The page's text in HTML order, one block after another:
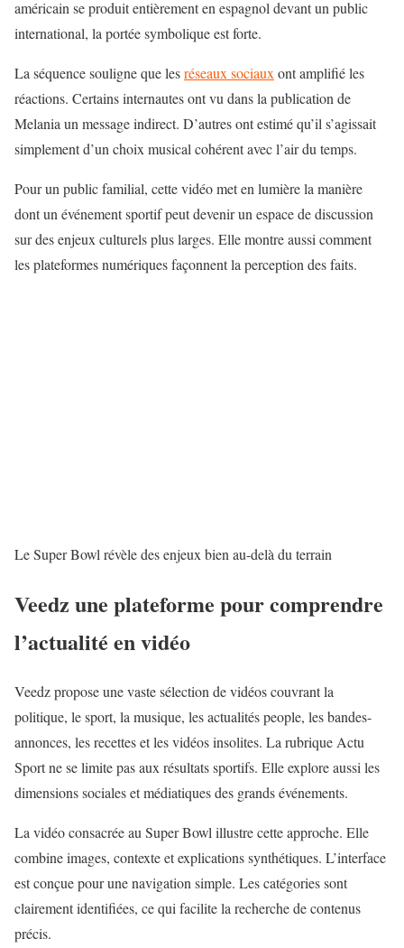
américain se produit entièrement en espagnol devant un public
international, la portée symbolique est forte.
La séquence souligne que lesréseaux sociaux ont amplifié les
réactions. Certains internautes ont vu dans la publication de
Melania un message indirect. D’autres ont estimé qu’il s’agissait
simplement d’un choix musical cohérent avec l’air du temps.
Pour un public familial, cette vidéo met en lumière la manière
dont un événement sportif peut devenir un espace de discussion
sur des enjeux culturels plus larges. Elle montre aussi comment
les plateformes numériques façonnent la perception des faits.
Le Super Bowl révèle des enjeux bien au-delà du terrain
Veedz une plateforme pour comprendre
l’actualité en vidéo
Veedz propose une vaste sélection de vidéos couvrant la
politique, le sport, la musique, les actualités people, les bandes-
annonces, les recettes et les vidéos insolites. La rubrique Actu
Sport ne se limite pas aux résultats sportifs. Elle explore aussi les
dimensions sociales et médiatiques des grands événements.
La vidéo consacrée au Super Bowl illustre cette approche. Elle
combine images, contexte et explications synthétiques. L’interface
est conçue pour une navigation simple. Les catégories sont
clairement identifiées, ce qui facilite la recherche de contenus
précis.